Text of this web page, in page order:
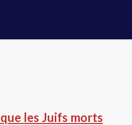
les Juifs morts